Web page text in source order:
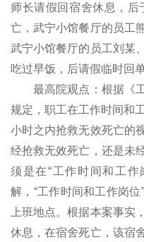
师长请假回宿舍休息，
亡，武宁小馆餐厅的员工
武宁小馆餐厅的员工刘某
吃过早饭，后请假临时回
最高院观点：根据《工
规定，职工在工作时间和
小时之内抢救无效死亡的
经抢救无效死亡，还是未
须是在“工作时间和工
解，“工作时间和工作岗
上班地点。根据本案事实
休息，在宿舍死亡，该宿